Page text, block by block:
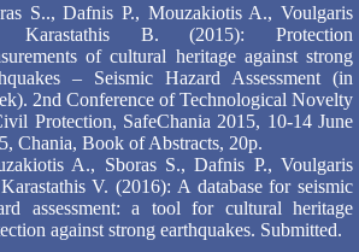
S.., Dafnis P., Mouzakiotis A., Voulgaris
Karastathis B. (2015): Protection
of cultural heritage against strong
– Seismic Hazard Assessment (in
2nd Conference of Technological Novelty
Protection, SafeChania 2015, 10-14 June
Chania, Book of Abstracts, 20p.
A., Sboras S., Dafnis P., Voulgaris
V. (2016): A database for seismic
assessment: a tool for cultural heritage
against strong earthquakes. Submitted.